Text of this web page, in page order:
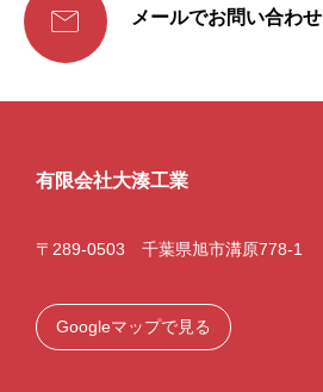
 メールでお問い合わせ
有限会社大湊工業
〒289-0503 千葉県旭市溝原778-1
Googleマップで見る